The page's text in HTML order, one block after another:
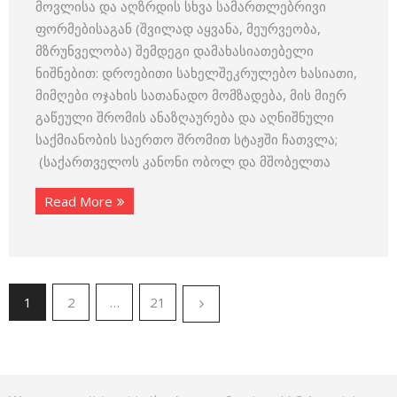
მოვლისა და აღზრდის სხვა სამართლებრივი
ფორმებისაგან (შვილად აყვანა, მეურვეობა,
მზრუნველობა) შემდეგი დამახასიათებელი
ნიშნებით: დროებითი სახელშეკრულებო ხასიათი,
მიმღები ოჯახის სათანადო მომზადება, მის მიერ
გაწეული შრომის ანაზღაურება და აღნიშნული
საქმიანობის საერთო შრომით სტაჟში ჩათვლა;
(საქართველოს კანონი ობოლ და მშობელთა
Read More
1 2 … 21